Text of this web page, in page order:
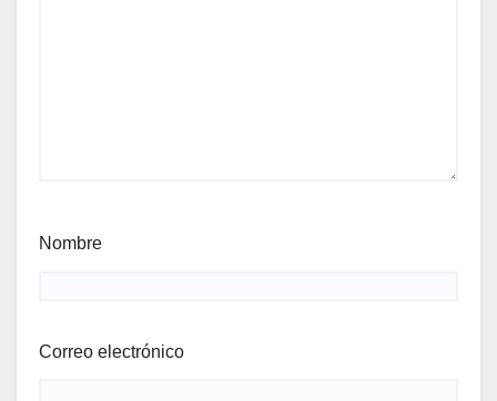
Nombre
Correo electrónico